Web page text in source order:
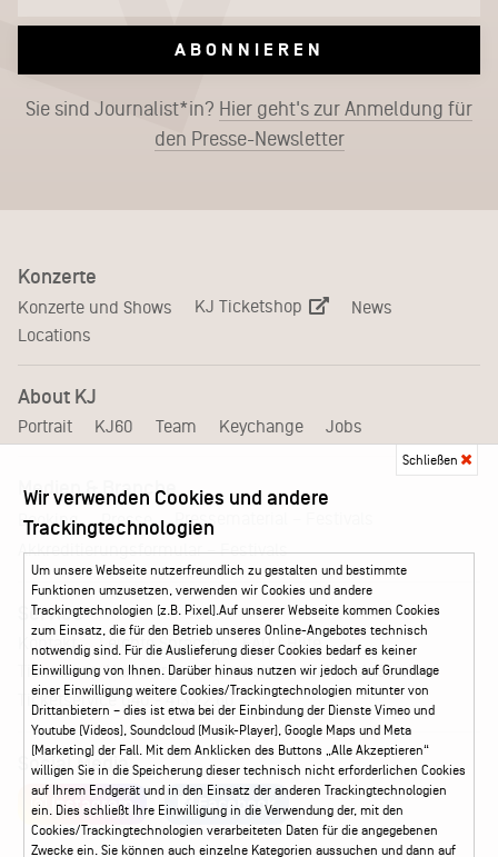
ABONNIEREN
Sie sind Journalist*in? Hier geht's zur Anmeldung für
den Presse-Newsletter
Konzerte
Konzerte und Shows KJ Ticketshop
News
Locations
About KJ
Portrait KJ60 Team Keychange Jobs
Medien & Branche
Booking Presse
Pressematerial – Festivals
Akkreditierungsformular – Festivals
Service
Kontakt Leichte Sprache
FAQ / Hilfe
Ticketshop Hamburg
Gutscheine
Callback-Service
Ticketservice 040 - 413 22 60
Social Media
Instagram Facebook
Schließen
Wir verwenden Cookies und andere
Trackingtechnologien
Um unsere Webseite nutzerfreundlich zu gestalten und bestimmte
Funktionen umzusetzen, verwenden wir Cookies und andere
Trackingtechnologien (z.B. Pixel).Auf unserer Webseite kommen Cookies
zum Einsatz, die für den Betrieb unseres Online-Angebotes technisch
notwendig sind. Für die Auslieferung dieser Cookies bedarf es keiner
Einwilligung von Ihnen. Darüber hinaus nutzen wir jedoch auf Grundlage
einer Einwilligung weitere Cookies/Trackingtechnologien mitunter von
Drittanbietern – dies ist etwa bei der Einbindung der Dienste Vimeo und
Youtube (Videos), Soundcloud (Musik-Player), Google Maps und Meta
(Marketing) der Fall. Mit dem Anklicken des Buttons „Alle Akzeptieren“
willigen Sie in die Speicherung dieser technisch nicht erforderlichen Cookies
auf Ihrem Endgerät und in den Einsatz der anderen Trackingtechnologien
ein. Dies schließt Ihre Einwilligung in die Verwendung der, mit den
Cookies/Trackingtechnologien verarbeiteten Daten für die angegebenen
Zwecke ein. Sie können auch einzelne Kategorien aussuchen und dann auf